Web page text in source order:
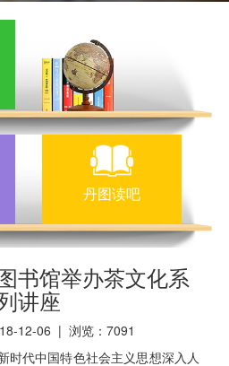
丹图读吧
书馆举办茶文化系
讲座
12-06 | 浏览： 7091
时代中国特色社会主义思想深入人